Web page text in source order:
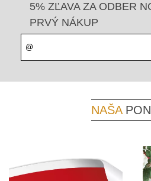
5% ZĽAVA ZA ODBER
PRVÝ NÁKUP
NAŠA